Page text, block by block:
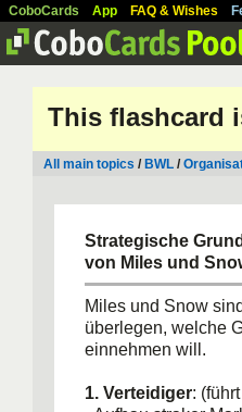
CoboCards App FAQ & Wishes
This flashcard
All main topics / BWL /
Strategische
von Miles und
Miles und Snow
überlegen, welche
einnehmen will.
1. Verteidiger: